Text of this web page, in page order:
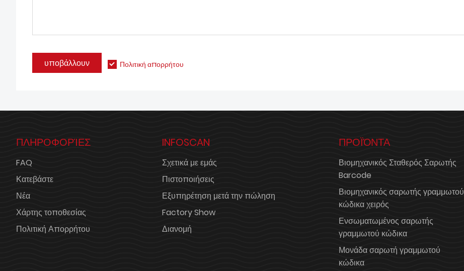
υποβάλλουν Πολιτική απορρήτου
ΠΛΗΡΟΦΟΡΊΕΣ
FAQ
Κατεβάστε
Νέα
Χάρτης τοποθεσίας
Πολιτική Απορρήτου
INFOSCAN
Σχετικά με εμάς
Πιστοποιήσεις
Εξυπηρέτηση μετά την πώληση
Factory Show
Διανομή
ΠΡΟΪΌΝΤΑ
Βιομηχανικός Σταθερός Σαρωτής
Barcode
Βιομηχανικός σαρωτής γραμμωτού
κώδικα χειρός
Ενσωματωμένος σαρωτής
γραμμωτού κώδικα
Μονάδα σαρωτή γραμμωτού
κώδικα